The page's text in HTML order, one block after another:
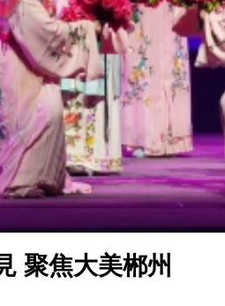
大灣區主流媒體郴州「湘」見 聚焦大美郴州